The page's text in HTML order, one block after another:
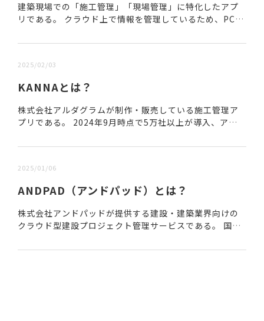
建築現場での「施工管理」「現場管理」に特化したアプ
リである。 クラウド上で情報を管理しているため、PCや
発は建築現場経験者が行っているため、より実用...
2025/02/03
KANNAとは？
株式会社アルダグラムが制作・販売している施工管理ア
プリである。 2024年9月時点で5万社以上が導入、アプ
ある。※1：202...
2025/01/06
ANDPAD（アンドパッド）とは？
株式会社アンドパッドが提供する建設・建築業界向けの
クラウド型建設プロジェクト管理サービスである。 国内
1万人以上となっている。(2024年12月現...